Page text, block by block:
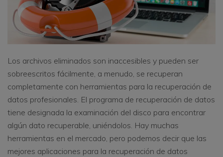
Los archivos eliminados son inaccesibles y pueden ser
sobreescritos fácilmente, a menudo, se recuperan
completamente con herramientas para la recuperación de
datos profesionales. El programa de recuperación de datos
tiene designada la examinación del disco para encontrar
algún dato recuperable, uniéndolos. Hay muchas
herramientas en el mercado, pero podemos decir que las
mejores aplicaciones para la recuperación de datos